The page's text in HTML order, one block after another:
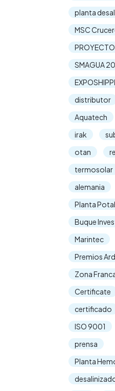
planta
MSC
PROYECTO
SMAGUA
distributor
Aquatech
irak
otan
termosolar
alemania
Planta
Buque
Marintec
Premios
Zona
Certificate
certificado
ISO 9001
prensa
Planta